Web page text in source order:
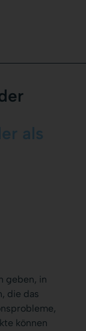
als
geben, in
die das
können